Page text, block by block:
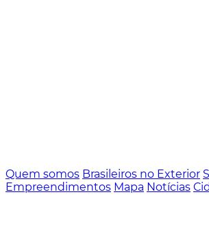
Quem somos Brasileiros no Exterior
Empreendimentos Mapa Notícias